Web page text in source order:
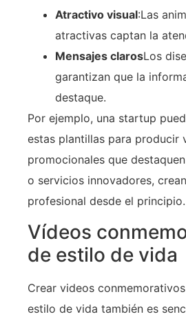
Atractivo visual:Las
atractivas captan la
Mensajes clarosLos
garantizan que la
destaque.
Por ejemplo, una startup
estas plantillas para producir
promocionales que
o servicios innovadores,
profesional desde el principio.
Vídeos
de estilo de vida
Crear videos
estilo de vida también es